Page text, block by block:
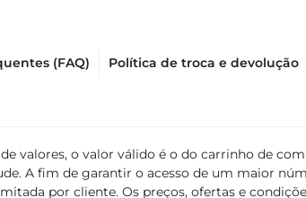
(FAQ) Política de troca e devolução
valores, o valor válido é o do carrinho de
A fim de garantir o acesso de um maior
por cliente. Os preços, ofertas e